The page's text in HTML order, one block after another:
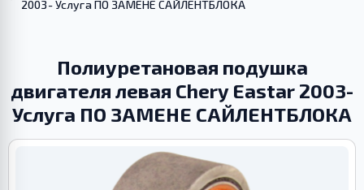
2003- Услуга ПО ЗАМЕНЕ САЙЛЕНТБЛОКА
Полиуретановая подушка
двигателя левая Chery Eastar 2003-
Услуга ПО ЗАМЕНЕ САЙЛЕНТБЛОКА